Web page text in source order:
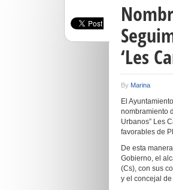
‘Les
By Marina
El
nombramiento
Urbanos” Les
favorables de
De esta
Gobierno, el
(Cs), con sus
y el concejal